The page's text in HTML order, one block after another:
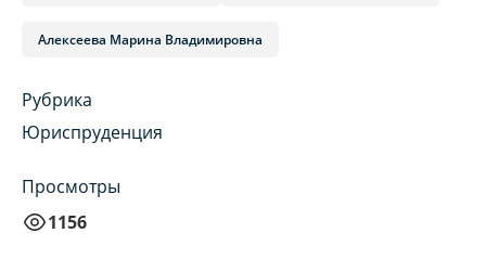
Алексеева Марина Владимировна
Рубрика
Юриспруденция
Просмотры
1156